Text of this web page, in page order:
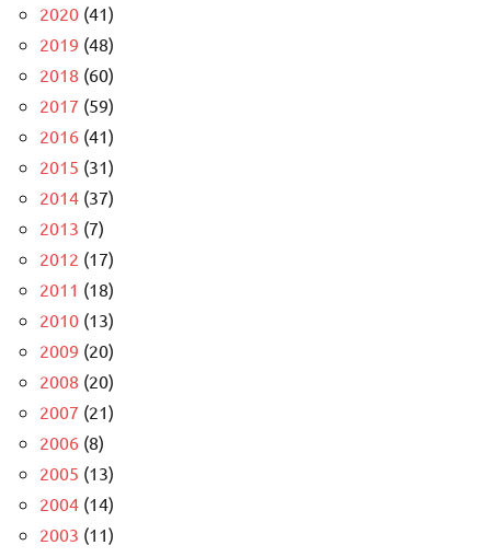
2020 (41)
2019 (48)
2018 (60)
2017 (59)
2016 (41)
2015 (31)
2014 (37)
2013 (7)
2012 (17)
2011 (18)
2010 (13)
2009 (20)
2008 (20)
2007 (21)
2006 (8)
2005 (13)
2004 (14)
2003 (11)